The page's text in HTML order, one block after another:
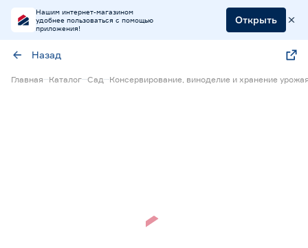
Нашим интернет-магазином
удобнее пользоваться с помощью
приложения!
Открыть
Назад
Главная Каталог Сад Консервирование, виноделие и хранение